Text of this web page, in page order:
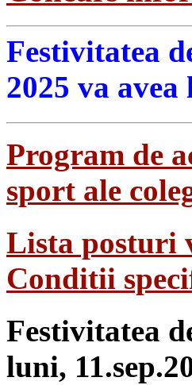
Festivitatea
2025 va
Program de
sport ale
Lista posturi
Conditii
Festivitatea
luni,